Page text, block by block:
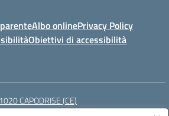
Albo onlinePrivacy Policy
Obiettivi di accessibilità
CAPODRISE (CE)